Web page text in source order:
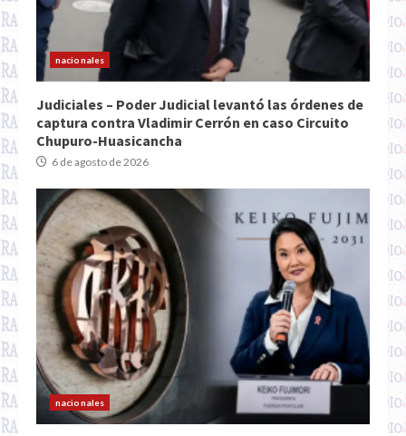
nacionales
Judiciales – Poder Judicial levantó las órdenes de
captura contra Vladimir Cerrón en caso Circuito
Chupuro-Huasicancha
6 de agosto de 2026
nacionales